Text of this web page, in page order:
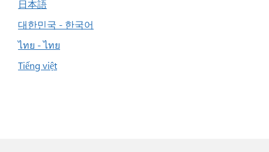
日本語
대한민국 - 한국어
ไทย - ไทย
Tiếng việt